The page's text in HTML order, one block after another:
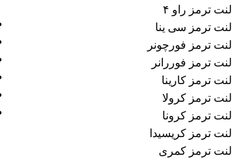
لنت ترمز راو ۴
لنت ترمز سی ینا
لنت ترمز فورچونر
لنت ترمز فوررانر
لنت ترمز کارینا
لنت ترمز کرولا
لنت ترمز کرونا
لنت ترمز کریسیدا
لنت ترمز کمری